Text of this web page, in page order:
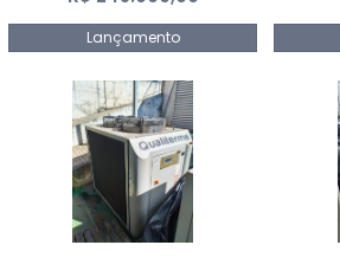
Lançamento